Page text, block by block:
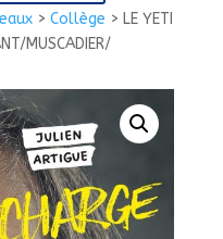
> Collège > LE YETI
MUSCADIER/